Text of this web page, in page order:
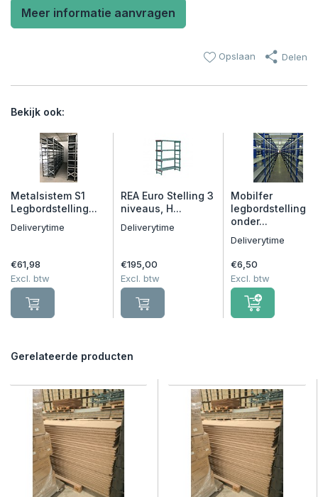
Meer informatie aanvragen
Opslaan Delen
Bekijk ook:
Metalsistem S1
Legbordstelling...
Deliverytime
€61,98
Excl. btw
REA Euro Stelling 3
niveaus, H...
Deliverytime
€195,00
Excl. btw
Mobilfer
legbordstelling
onder...
Deliverytime
€6,50
Excl. btw
Gerelateerde producten